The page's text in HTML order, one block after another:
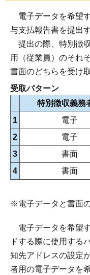
電子データを希望
与支払報告書を提出
提出の際、特別徴
用（従業員）のそれ
書面のどちらを受け
受取パターン
特別徴収義務
1
電子
2
電子
3
書面
4
書面
※電子データと書面
電子データを希望
ドする際に使用する
知先アドレスの設定
者用の電子データを